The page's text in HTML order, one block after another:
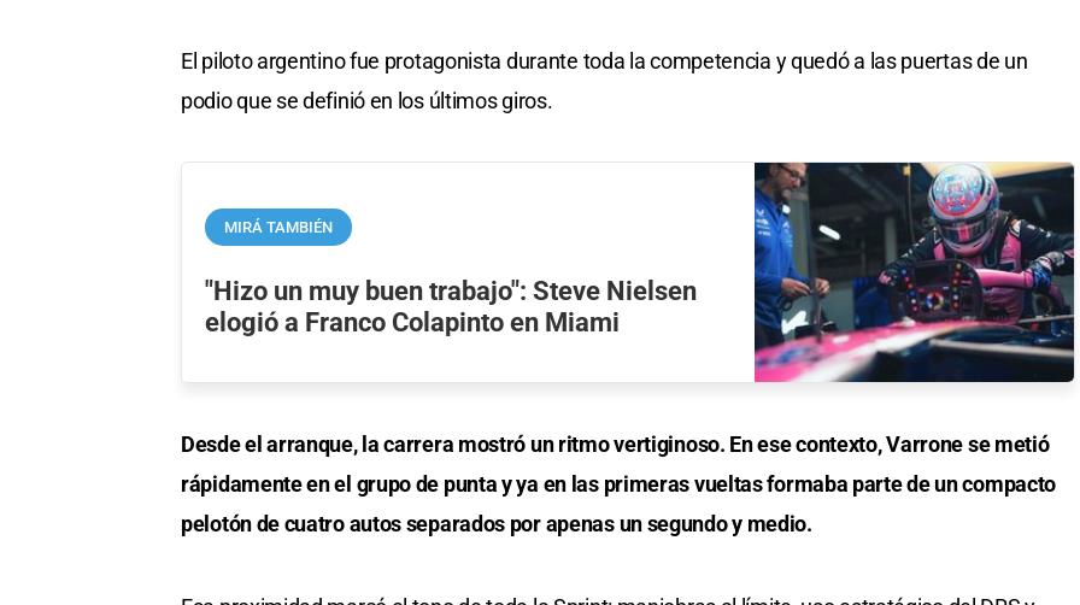
El piloto argentino fue protagonista durante toda la competencia y quedó a las puertas de un
podio que se definió en los últimos giros.
MIRÁ TAMBIÉN
"Hizo un muy buen trabajo": Steve Nielsen
elogió a Franco Colapinto en Miami
Desde el arranque, la carrera mostró un ritmo vertiginoso. En ese contexto, Varrone se metió
rápidamente en el grupo de punta y ya en las primeras vueltas formaba parte de un compacto
pelotón de cuatro autos separados por apenas un segundo y medio.